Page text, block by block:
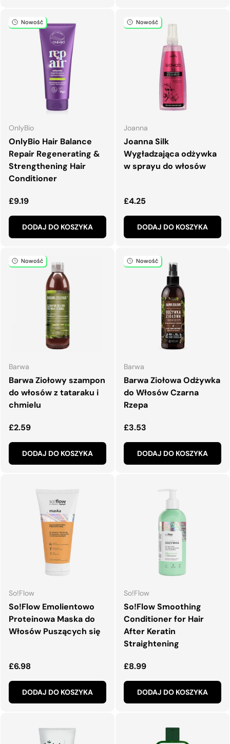
Nowość
OnlyBio
OnlyBio Hair Balance
Repair Regenerating &
Strengthening Hair
Conditioner
Normalna cena
£9.19
DODAJ DO KOSZYKA
Nowość
Joanna
Joanna Silk
Wygładzająca odżywka
w sprayu do włosów
Normalna cena
£4.25
DODAJ DO KOSZYKA
Nowość
Barwa
Barwa Ziołowy szampon
do włosów z tataraku i
chmielu
Normalna cena
£2.59
DODAJ DO KOSZYKA
Nowość
Barwa
Barwa Ziołowa Odżywka
do Włosów Czarna
Rzepa
Normalna cena
£3.53
DODAJ DO KOSZYKA
So!Flow
So!Flow Emolientowo
Proteinowa Maska do
Włosów Puszących się
Normalna cena
£6.98
DODAJ DO KOSZYKA
So!Flow
So!Flow Smoothing
Conditioner for Hair
After Keratin
Straightening
Normalna cena
£8.99
DODAJ DO KOSZYKA